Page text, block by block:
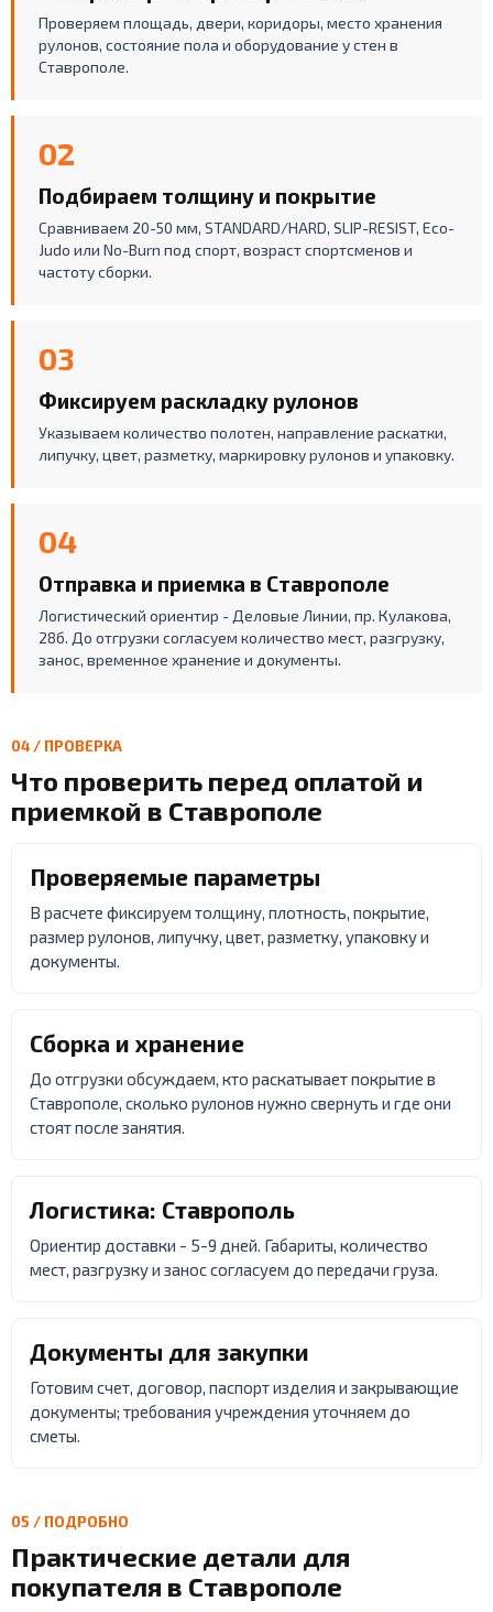
Проверяем площадь, двери, коридоры, место хранения
рулонов, состояние пола и оборудование у стен в
Ставрополе.
02
Подбираем толщину и покрытие
Сравниваем 20-50 мм, STANDARD/HARD, SLIP-RESIST, Eco-
Judo или No-Burn под спорт, возраст спортсменов и
частоту сборки.
03
Фиксируем раскладку рулонов
Указываем количество полотен, направление раскатки,
липучку, цвет, разметку, маркировку рулонов и упаковку.
04
Отправка и приемка в Ставрополе
Логистический ориентир - Деловые Линии, пр. Кулакова,
28б. До отгрузки согласуем количество мест, разгрузку,
занос, временное хранение и документы.
04 / ПРОВЕРКА
Что проверить перед оплатой и
приемкой в Ставрополе
Проверяемые параметры
В расчете фиксируем толщину, плотность, покрытие,
размер рулонов, липучку, цвет, разметку, упаковку и
документы.
Сборка и хранение
До отгрузки обсуждаем, кто раскатывает покрытие в
Ставрополе, сколько рулонов нужно свернуть и где они
стоят после занятия.
Логистика: Ставрополь
Ориентир доставки - 5-9 дней. Габариты, количество
мест, разгрузку и занос согласуем до передачи груза.
Документы для закупки
Готовим счет, договор, паспорт изделия и закрывающие
документы; требования учреждения уточняем до
сметы.
05 / ПОДРОБНО
Практические детали для
покупателя в Ставрополе